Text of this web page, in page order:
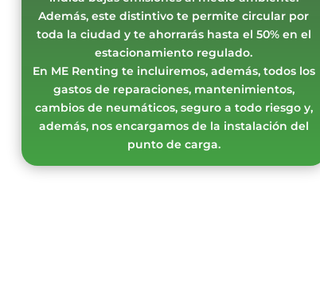
Además, este distintivo te permite circular por
toda la ciudad y te ahorrarás hasta el 50% en el
estacionamiento regulado.
En ME Renting te incluiremos, además, todos los
gastos de reparaciones, mantenimientos,
cambios de neumáticos, seguro a todo riesgo y,
además, nos encargamos de la instalación del
punto de carga.